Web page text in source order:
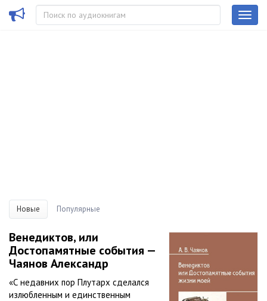
Новые Популярные
Венедиктов, или
Достопамятные события —
Чаянов Александр
«С недавних пор Плутарх сделался
излюбленным и единственным